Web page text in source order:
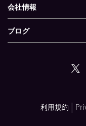
会社情報
ブログ
利用規約 |